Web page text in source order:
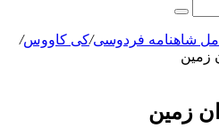
جستجو
برای
شاهنامه فردوسی/کی کاووس/
زمین‏
زمین‏